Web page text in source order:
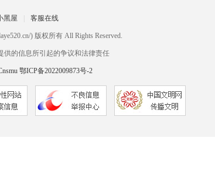
黑屋 客服在线
) 版权所有 All Rights Reserved.
供的信息所引起的争议和法律责任
鄂ICP备2022009873号-2